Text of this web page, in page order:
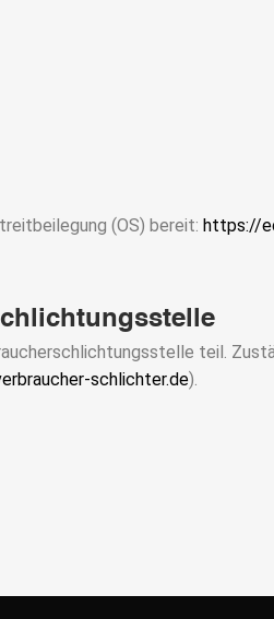
(OS) bereit: https://
teil.
schlichter.de).